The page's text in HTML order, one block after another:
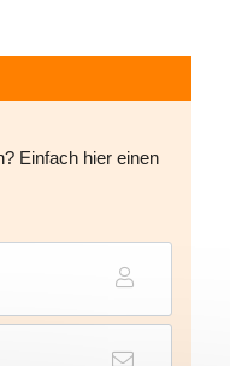
Einfach hier einen